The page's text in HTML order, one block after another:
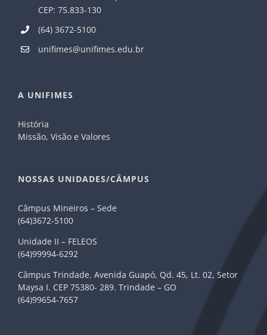
CEP: 75.833-130
(64) 3672-5100
unifimes@unifimes.edu.br
A UNIFIMES
História
Missão, Visão e Valores
NOSSAS UNIDADES/CÂMPUS
Câmpus Mineiros – Sede
(64)3672-5100
Unidade II – FELEOS
(64)99994-6292
Câmpus Trindade. Avenida Guapó, Qd. 45, Lt. 02, Setor
Maysa I. CEP 75380- 289. Trindade – GO
(64)99654-7657